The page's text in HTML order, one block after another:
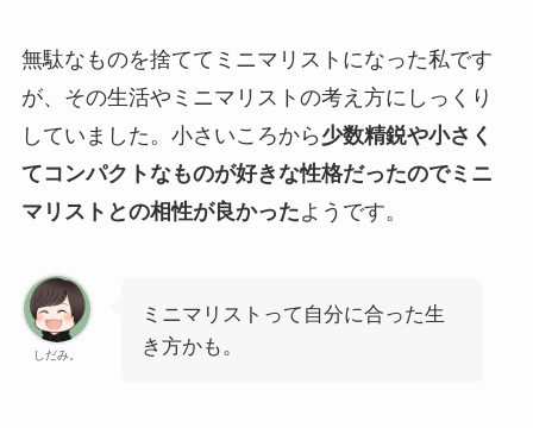
無駄なものを捨ててミニマリストになった私です
が、その生活やミニマリストの考え方にしっくり
していました。小さいころから 少数精鋭や小さく
てコンパクトなものが好きな性格だったのでミニ
マリストとの相性が良かったようです。
しだみ。
ミニマリストって自分に合った生
き方かも。